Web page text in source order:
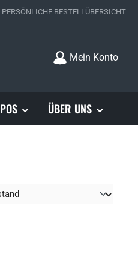
PERSÖNLICHE BESTELLÜBERSICHT
Mein Konto
POS ÜBER UNS